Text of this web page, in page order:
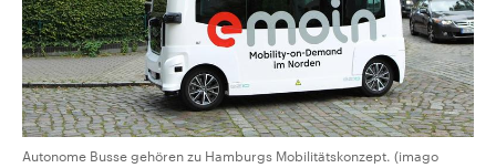
Autonome Busse gehören zu Hamburgs Mobilitätskonzept. (imago